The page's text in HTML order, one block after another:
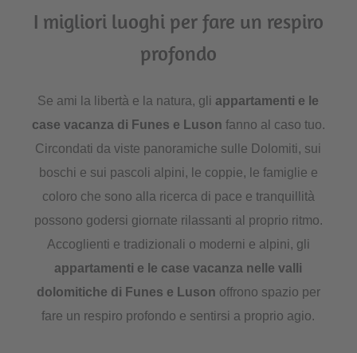
I migliori luoghi per fare un respiro
profondo
Se ami la libertà e la natura, gli appartamenti e le
case vacanza di Funes e Luson fanno al caso tuo.
Circondati da viste panoramiche sulle Dolomiti, sui
boschi e sui pascoli alpini, le coppie, le famiglie e
coloro che sono alla ricerca di pace e tranquillità
possono godersi giornate rilassanti al proprio ritmo.
Accoglienti e tradizionali o moderni e alpini, gli
appartamenti e le case vacanza nelle valli
dolomitiche di Funes e Luson offrono spazio per
fare un respiro profondo e sentirsi a proprio agio.